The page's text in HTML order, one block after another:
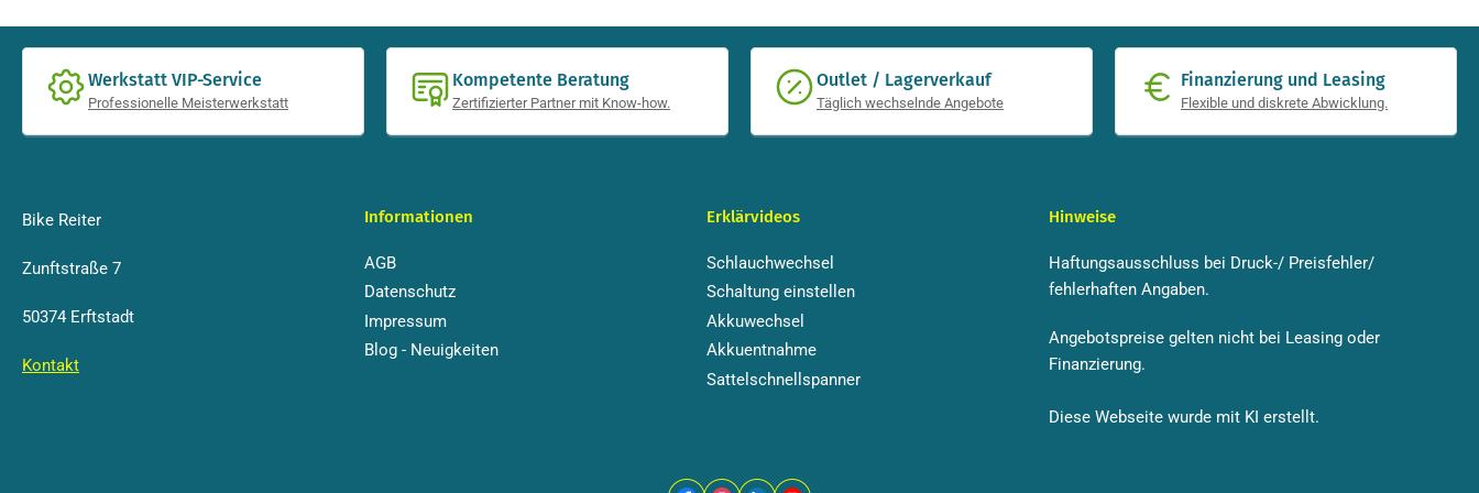
Werkstatt VIP-Service
Professionelle Meisterwerkstatt
Kompetente Beratung
Zertifizierter Partner mit Know-how.
Outlet / Lagerverkauf
Täglich wechselnde Angebote
Finanzierung und Leasing
Flexible und diskrete Abwicklung.
Bike Reiter
Zunftstraße 7
50374 Erftstadt
Kontakt
Informationen
AGB
Datenschutz
Impressum
Blog - Neuigkeiten
Erklärvideos
Schlauchwechsel
Schaltung einstellen
Akkuwechsel
Akkuentnahme
Sattelschnellspanner
Hinweise
Haftungsausschluss bei Druck-/ Preisfehler/
fehlerhaften Angaben.
Angebotspreise gelten nicht bei Leasing oder
Finanzierung.
Diese Webseite wurde mit KI erstellt.